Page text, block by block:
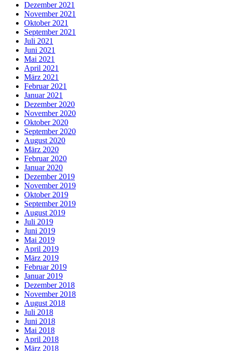
Dezember 2021
November 2021
Oktober 2021
September 2021
Juli 2021
Juni 2021
Mai 2021
April 2021
März 2021
Februar 2021
Januar 2021
Dezember 2020
November 2020
Oktober 2020
September 2020
August 2020
März 2020
Februar 2020
Januar 2020
Dezember 2019
November 2019
Oktober 2019
September 2019
August 2019
Juli 2019
Juni 2019
Mai 2019
April 2019
März 2019
Februar 2019
Januar 2019
Dezember 2018
November 2018
August 2018
Juli 2018
Juni 2018
Mai 2018
April 2018
März 2018